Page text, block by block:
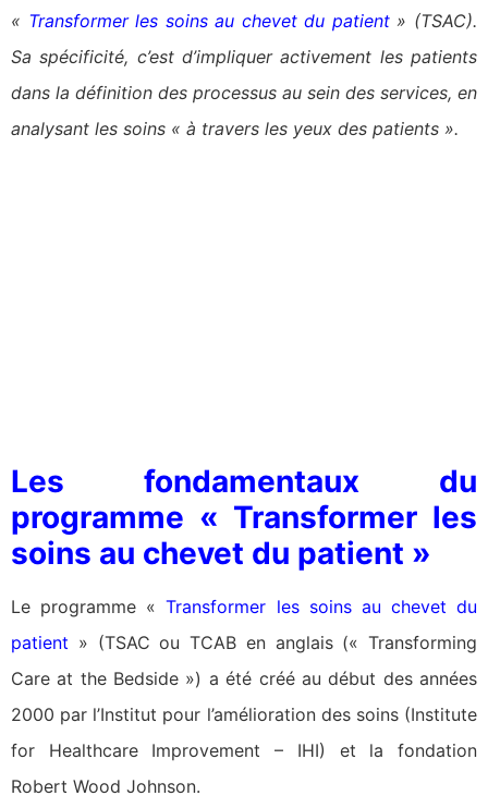
« Transformer les soins au chevet du patient» (TSAC).
Sa spécificité, c’est d’impliquer activement les patients
dans la définition des processus au sein des services, en
analysant les soins « à travers les yeux des patients ».
Les fondamentaux du
programme « Transformer les
soins au chevet du patient »
Le programme « Transformer les soins au chevet du
patient » (TSAC ou TCAB en anglais (« Transforming
Care at the Bedside ») a été créé au début des années
2000 par l’Institut pour l’amélioration des soins (Institute
for Healthcare Improvement – IHI) et la fondation
Robert Wood Johnson.